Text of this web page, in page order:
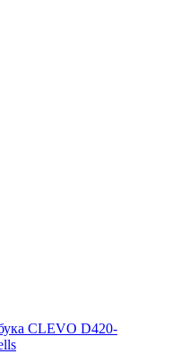
CLEVO D420-